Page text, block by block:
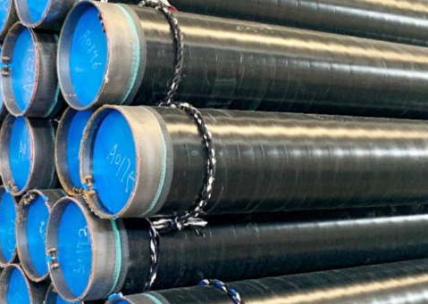
2LPE / 2Tubo revestido
de LPP
Tubo de aço
galvanizado
Tubos de revestimento
interno epóxi
Tubo e conexão
revestidos de PTFE
Tubo de aço ASTM A519
Tubo de aço ASTM A213
Tubo de aço de liga
ASTM A369
ASTM A250
Tubo de aço de liga
ASTM A556